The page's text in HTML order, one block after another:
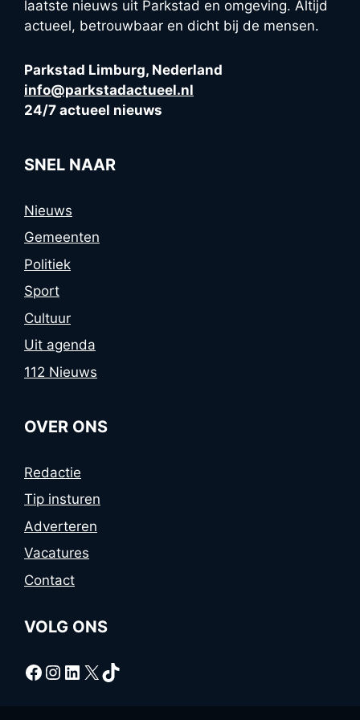
laatste nieuws uit Parkstad en omgeving. Altijd
actueel, betrouwbaar en dicht bij de mensen.
Parkstad Limburg, Nederland
info@parkstadactueel.nl
24/7 actueel nieuws
SNEL NAAR
Nieuws
Gemeenten
Politiek
Sport
Cultuur
Uit agenda
112 Nieuws
OVER ONS
Redactie
Tip insturen
Adverteren
Vacatures
Contact
VOLG ONS
Facebook
Instagram
LinkedIn
X TikTok